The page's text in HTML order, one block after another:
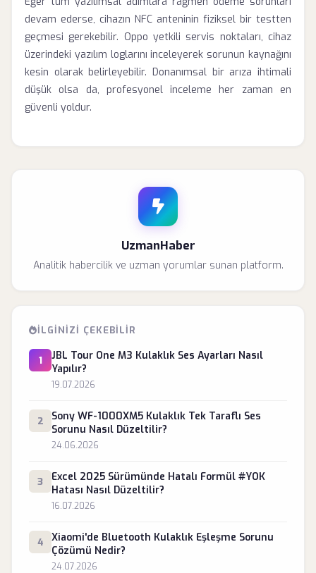
devam ederse, cihazın NFC anteninin fiziksel bir testten
geçmesi gerekebilir. Oppo yetkili servis noktaları, cihaz
üzerindeki yazılım loglarını inceleyerek sorunun kaynağını
kesin olarak belirleyebilir. Donanımsal bir arıza ihtimali
düşük olsa da, profesyonel inceleme her zaman en
güvenli yoldur.
UzmanHaber
Analitik habercilik ve uzman yorumlar sunan platform.
İLGINIZI ÇEKEBILIR
1
JBL Tour One M3 Kulaklık Ses Ayarları Nasıl
Yapılır?
19.07.2026
2
Sony WF-1000XM5 Kulaklık Tek Taraflı Ses
Sorunu Nasıl Düzeltilir?
24.06.2026
3
Excel 2025 Sürümünde Hatalı Formül #YOK
Hatası Nasıl Düzeltilir?
16.07.2026
4
Xiaomi'de Bluetooth Kulaklık Eşleşme Sorunu
Çözümü Nedir?
24.07.2026